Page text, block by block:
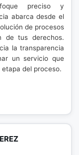
preciso y
abarca desde el
de procesos
de tus derechos.
la transparencia
un servicio que
del proceso.